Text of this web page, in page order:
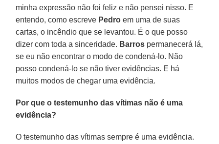
minha expressão não foi feliz e não pensei nisso. E
entendo, como escreve Pedro em uma de suas
cartas, o incêndio que se levantou. É o que posso
dizer com toda a sinceridade. Barros permanecerá lá,
se eu não encontrar o modo de condená-lo. Não
posso condená-lo se não tiver evidências. E há
muitos modos de chegar uma evidência.
Por que o testemunho das vítimas não é uma
evidência?
O testemunho das vítimas sempre é uma evidência.